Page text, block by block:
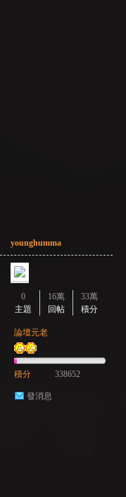
younghumma
0
主題
16萬
回帖
33萬
積分
論壇元老
積分 338652
發消息